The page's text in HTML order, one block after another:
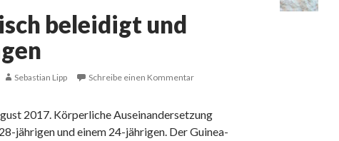
beleidigt und
Sebastian Lipp Schreibe einen Kommentar
2017. Körperliche Auseinandersetzung
jährigen und einem 24-jährigen. Der Guinea-